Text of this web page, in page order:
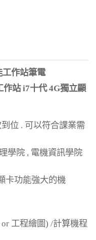
作站筆電
作站i7十代4G獨立顯
位 . 可以符合課業需
學院 , 電機資訊學院
卡功能強大的機
or 工程繪圖) /計算機程